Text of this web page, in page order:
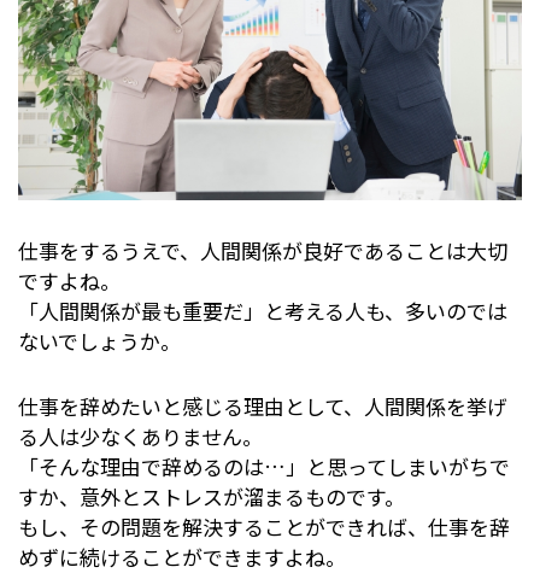
仕事をするうえで、人間関係が良好であることは大切
ですよね。
「人間関係が最も重要だ」と考える人も、多いのでは
ないでしょうか。
仕事を辞めたいと感じる理由として、人間関係を挙げ
る人は少なくありません。
「そんな理由で辞めるのは…」と思ってしまいがちで
すか、意外とストレスが溜まるものです。
もし、その問題を解決することができれば、仕事を辞
めずに続けることができますよね。